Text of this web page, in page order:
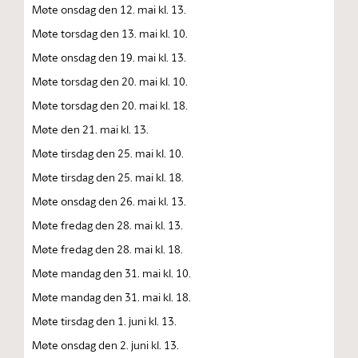
Møte onsdag den 12. mai kl. 13.
Møte torsdag den 13. mai kl. 10.
Møte onsdag den 19. mai kl. 13.
Møte torsdag den 20. mai kl. 10.
Møte torsdag den 20. mai kl. 18.
Møte den 21. mai kl. 13.
Møte tirsdag den 25. mai kl. 10.
Møte tirsdag den 25. mai kl. 18.
Møte onsdag den 26. mai kl. 13.
Møte fredag den 28. mai kl. 13.
Møte fredag den 28. mai kl. 18.
Møte mandag den 31. mai kl. 10.
Møte mandag den 31. mai kl. 18.
Møte tirsdag den 1. juni kl. 13.
Møte onsdag den 2. juni kl. 13.